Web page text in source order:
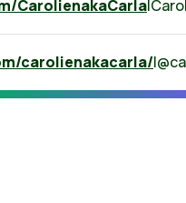
CarolienakaCarla
carolienakacarla/